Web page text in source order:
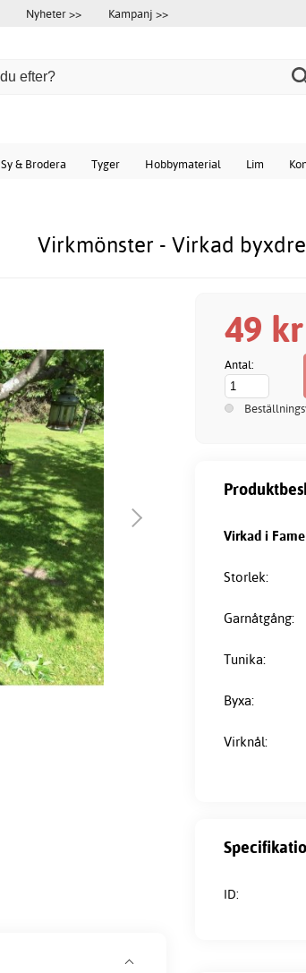
Nyheter >> Kampanj >>
Sy & Brodera Tyger Hobbymaterial Lim
Virkmönster - Virkad
49 kr
Antal:
Virkad i
Storlek:
Garnåtgång:
Tunika:
Byxa: 5
Virknål:
ID: